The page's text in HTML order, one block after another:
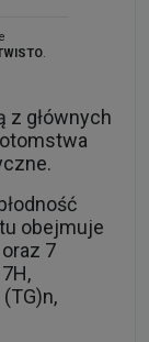
.
z głównych
obejmuje
7
(TG)n,